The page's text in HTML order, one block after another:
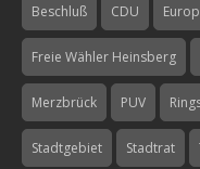
Beschluß CDU
Freie Wähler Heinsberg
Merzbrück PUV
Stadtgebiet Stadtrat